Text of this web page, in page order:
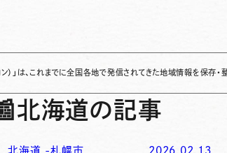
に全国各地で発信されてきた地域情報を保存・整理し、継続的に
北海道の記事
北海道 -札幌市 2026.02.13